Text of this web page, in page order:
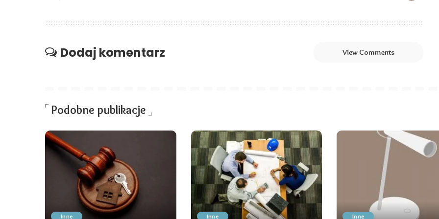
Dodaj komentarz View Comments
Podobne publikacje
Inne Inne Inne